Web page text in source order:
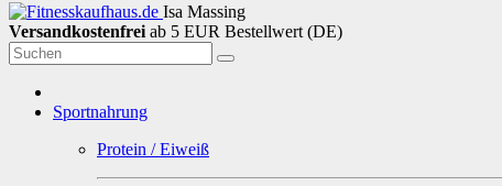
Isa Massing
Versandkostenfrei ab 5 EUR Bestellwert (DE)
Sportnahrung
Protein / Eiweiß